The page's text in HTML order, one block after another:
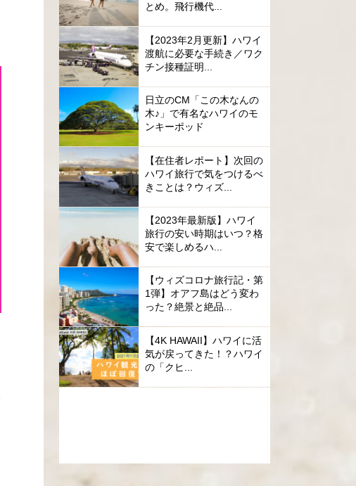
とめ。飛行機代...
【2023年2月更新】ハワイ
渡航に必要な手続き／ワク
チン接種証明...
日立のCM「この木なんの
木♪」で有名なハワイのモ
ンキーポッド
【在住者レポート】次回の
ハワイ旅行で気をつけるべ
きことは？ウィズ...
【2023年最新版】ハワイ
旅行の安い時期はいつ？格
安で楽しめるハ...
【ウィズコロナ旅行記・第
1弾】オアフ島はどう変わ
った？絶景と絶品...
【4K HAWAII】ハワイに活
気が戻ってきた！？ハワイ
の「クヒ...